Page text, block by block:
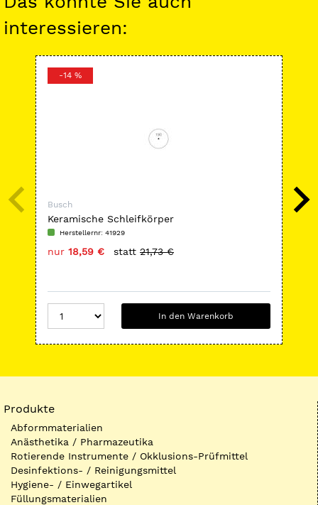
interessieren:
-14 %
Busch
Keramische Schleifkörper
Herstellernr: 41929
nur 18,59 € statt 21,73 €
In den Warenkorb
Produkte
Abformmaterialien
Anästhetika / Pharmazeutika
Rotierende Instrumente / Okklusions-Prüfmittel
Desinfektions- / Reinigungsmittel
Hygiene- / Einwegartikel
Füllungsmaterialien